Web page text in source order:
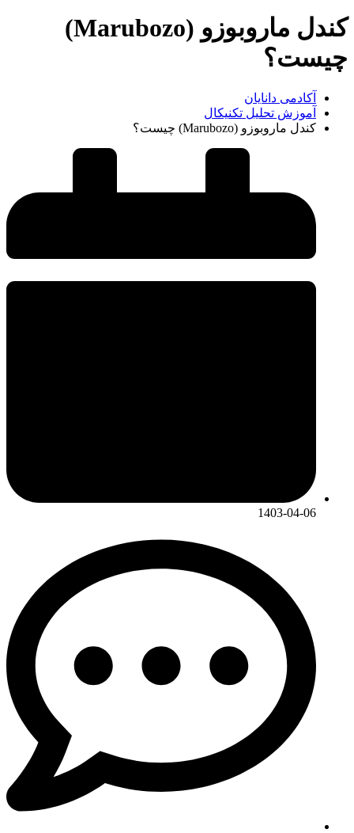
کندل ماروبوزو (Marubozo)
چیست؟
آکادمی دانایان
آموزش تحلیل تکنیکال
کندل ماروبوزو (Marubozo) چیست؟
1403-04-06